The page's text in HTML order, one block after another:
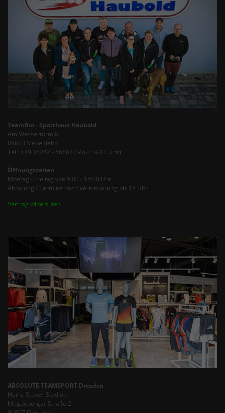
TeamBro - Sporthaus Haubold
Am Wasserturm 6
09603 Siebenlehn
Tel.: +49 35242 - 66683 (Mo-Fr 9-13 Uhr)
Öffnungszeiten
Montag - Freitag von 9:00 - 16:00 Uhr
Abholung / Termine nach Vereinbarung bis 18 Uhr
Vertrag widerrufen
ABSOLUTE TEAMSPORT Dresden
Heinz-Steyer-Stadion
Magdeburger Straße 2